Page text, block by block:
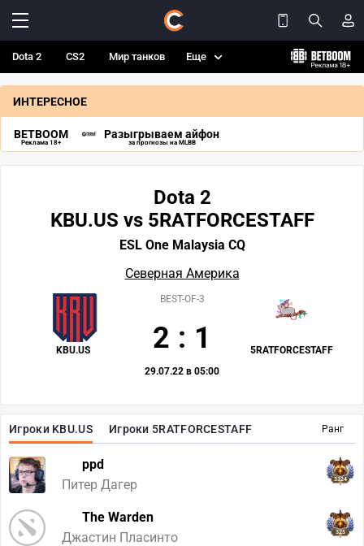
Dota 2 CS2 Мир танков Еще
ИНТЕРЕСНОЕ
BETBOOM
Реклама 18+
Разыгрываем айфон
за прогнозы на MLBB
Ранг
Игроки KBU.US Игроки 5RATFORCESTAFF
ppd
Питер Дагер
3324
The Warden
Джастин Пласинто
325
Dota 2
KBU.US vs 5RATFORCESTAFF
ESL One Malaysia CQ
Северная Америка
KBU.US 5RATFORCESTAFF
BEST-OF-3
2 : 1
29.07.22 в 05:00